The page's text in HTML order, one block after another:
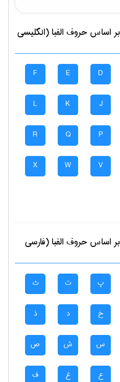
بر اساس حروف الفبا (انگلیسی
D
E
F
J
K
L
P
Q
R
V
W
X
بر اساس حروف الفبا (فارسی
پ ت ث
خ د ذ
س ش ص
ع غ ف